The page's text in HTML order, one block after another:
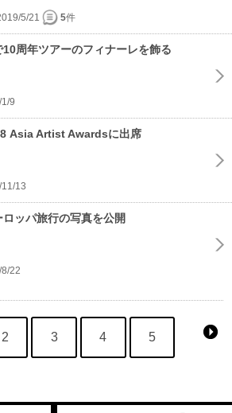
5/21 5件
10周年ツアーのフィナーレを飾る
9
Asia Artist Awardsに出席
13
ッパ旅行の写真を公開
22
2 3 4 5